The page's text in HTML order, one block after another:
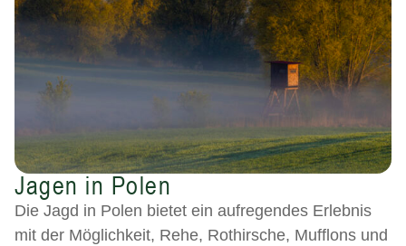
Jagen in Polen
Die Jagd in Polen bietet ein aufregendes Erlebnis
mit der Möglichkeit, Rehe, Rothirsche, Mufflons und